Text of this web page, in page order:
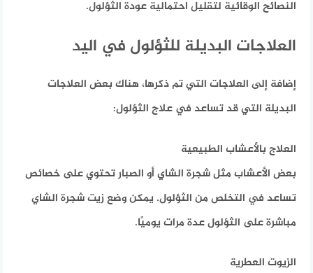
النصائح الوقائية لتقليل احتمالية عودة الثؤلول.
العلاجات البديلة للثؤلول في اليد
إضافة إلى العلاجات التي تم ذكرها، هناك بعض العلاجات
البديلة التي قد تساعد في علاج الثؤلول:
العلاج بالأعشاب الطبيعية
بعض الأعشاب مثل شجرة الشاي أو الصبار تحتوي على خصائص
تساعد في التخلص من الثؤلول. يمكن وضع زيت شجرة الشاي
مباشرة على الثؤلول عدة مرات يوميًا.
الزيوت العطرية